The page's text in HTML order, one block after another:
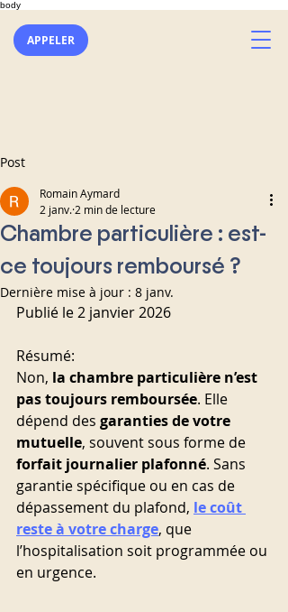
body
APPELER
Post
Chambre particulière : est-
ce toujours remboursé ?
Romain Aymard
2 janv. 2 min de lecture
Dernière mise à jour : 8 janv.
Publié le 2 janvier 2026
Résumé:
Non, la chambre particulière n’est
pas toujours remboursée. Elle
dépend des garanties de votre
mutuelle, souvent sous forme de
forfait journalier plafonné. Sans
garantie spécifique ou en cas de
dépassement du plafond, le coût
reste à votre charge, que
l’hospitalisation soit programmée ou
en urgence.